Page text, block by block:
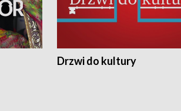
Drzwi do kultury